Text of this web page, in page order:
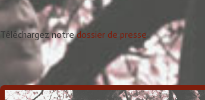
Téléchargez notredossier de presse